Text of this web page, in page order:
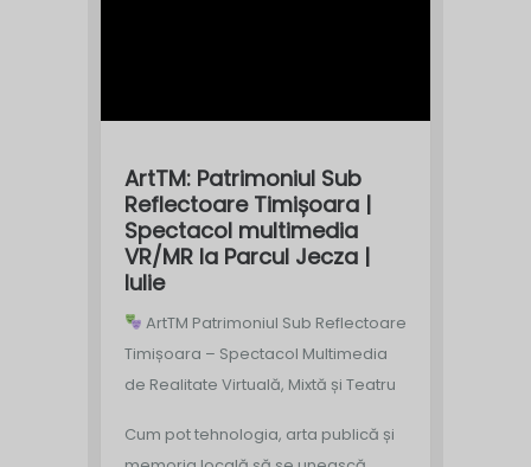
ArtTM: Patrimoniul Sub
Reflectoare Timișoara |
Spectacol multimedia
VR/MR la Parcul Jecza |
Iulie
ArtTM Patrimoniul Sub Reflectoare
Timișoara – Spectacol Multimedia
de Realitate Virtuală, Mixtă și Teatru
Cum pot tehnologia, arta publică și